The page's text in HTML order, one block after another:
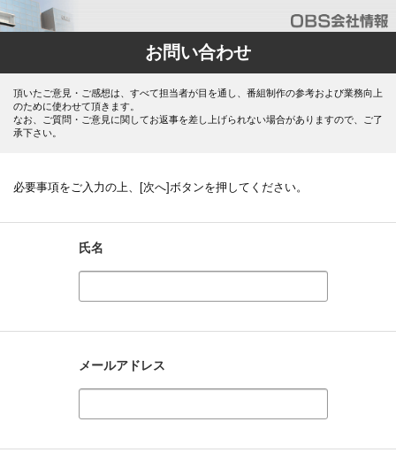
お問い合わせ
頂いたご意見・ご感想は、すべて担当者が目を通し、番組制作の参考および業務向上
のために使わせて頂きます。
なお、ご質問・ご意見に関してお返事を差し上げられない場合がありますので、ご了
承下さい。
必要事項をご入力の上、[次へ]ボタンを押してください。
氏名
メールアドレス